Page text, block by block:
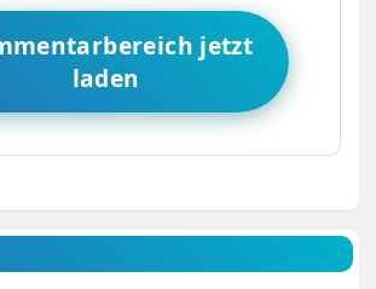
jetzt
laden